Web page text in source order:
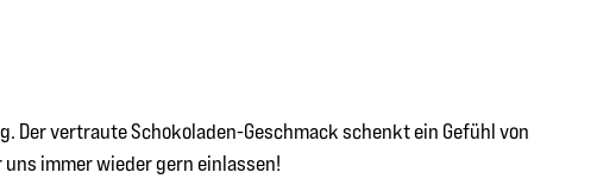
Der vertraute Schokoladen-Geschmack schenkt ein Gefühl von
immer wieder gern einlassen!